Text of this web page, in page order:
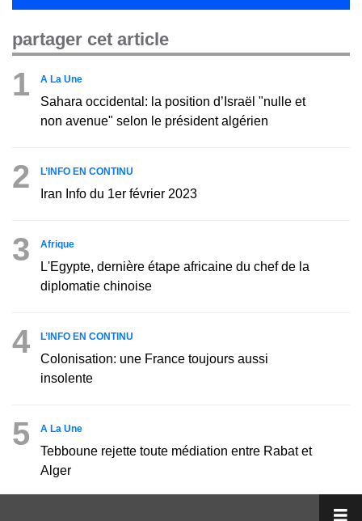
partager cet article
1 A La Une
Sahara occidental: la position d’Israël "nulle et
non avenue" selon le président algérien
2 L’INFO EN CONTINU
Iran Info du 1er février 2023
3 Afrique
L'Egypte, dernière étape africaine du chef de la
diplomatie chinoise
4 L’INFO EN CONTINU
Colonisation: une France toujours aussi
insolente
5 A La Une
Tebboune rejette toute médiation entre Rabat et
Alger